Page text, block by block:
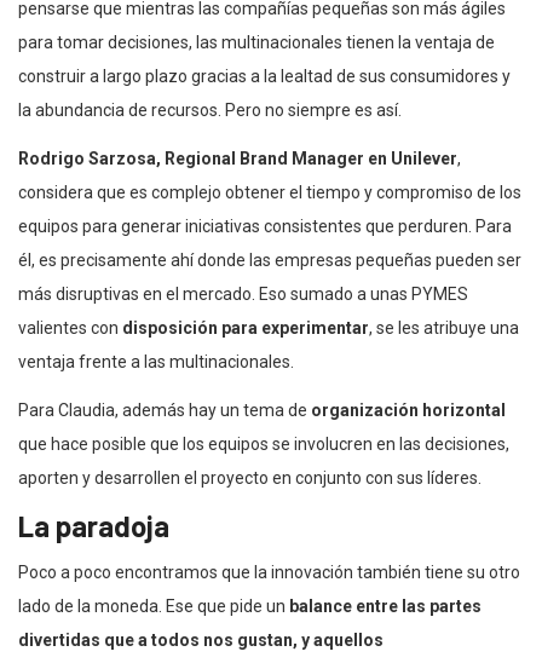
pensarse que mientras las compañías pequeñas son más ágiles
para tomar decisiones, las multinacionales tienen la ventaja de
construir a largo plazo gracias a la lealtad de sus consumidores y
la abundancia de recursos. Pero no siempre es así.
Rodrigo Sarzosa, Regional Brand Manager en Unilever,
considera que es complejo obtener el tiempo y compromiso de los
equipos para generar iniciativas consistentes que perduren. Para
él, es precisamente ahí donde las empresas pequeñas pueden ser
más disruptivas en el mercado. Eso sumado a unas PYMES
valientes con disposición para experimentar, se les atribuye una
ventaja frente a las multinacionales.
Para Claudia, además hay un tema de organización horizontal
que hace posible que los equipos se involucren en las decisiones,
aporten y desarrollen el proyecto en conjunto con sus líderes.
La paradoja
Poco a poco encontramos que la innovación también tiene su otro
lado de la moneda. Ese que pide un balance entre las partes
divertidas que a todos nos gustan, y aquellos